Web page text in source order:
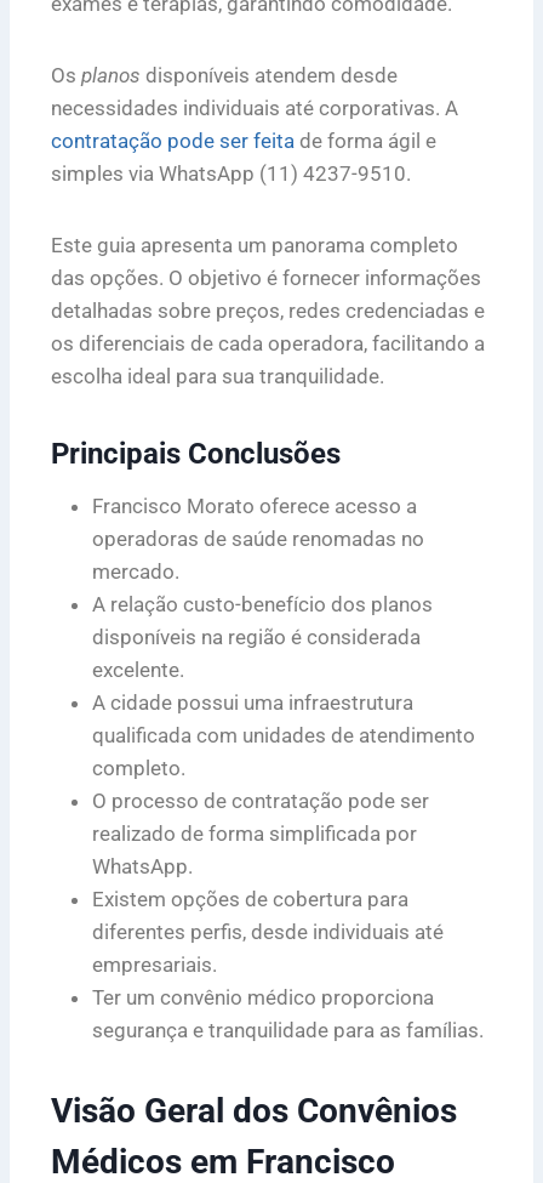
Os planos disponíveis atendem desde
necessidades individuais até corporativas. A
contratação pode ser feita de forma ágil e
simples via WhatsApp (11) 4237-9510.
Este guia apresenta um panorama completo
das opções. O objetivo é fornecer informações
detalhadas sobre preços, redes credenciadas e
os diferenciais de cada operadora, facilitando a
escolha ideal para sua tranquilidade.
Principais Conclusões
Francisco Morato oferece acesso a
operadoras de saúde renomadas no
mercado.
A relação custo-benefício dos planos
disponíveis na região é considerada
excelente.
A cidade possui uma infraestrutura
qualificada com unidades de atendimento
completo.
O processo de contratação pode ser
realizado de forma simplificada por
WhatsApp.
Existem opções de cobertura para
diferentes perfis, desde individuais até
empresariais.
Ter um convênio médico proporciona
segurança e tranquilidade para as famílias.
Visão Geral dos Convênios
Médicos em Francisco